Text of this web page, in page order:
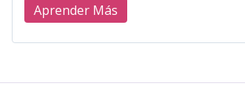
Aprender Más